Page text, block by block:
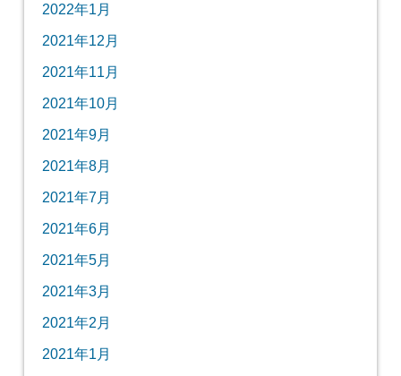
2022年1月
2021年12月
2021年11月
2021年10月
2021年9月
2021年8月
2021年7月
2021年6月
2021年5月
2021年3月
2021年2月
2021年1月